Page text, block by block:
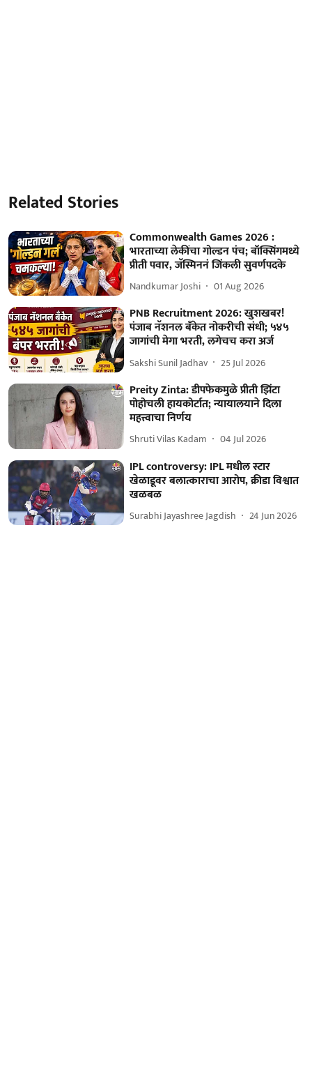
Related Stories
Commonwealth Games 2026 :
भारताच्या लेकींचा गोल्डन पंच; बॉक्सिंगमध्ये
प्रीती पवार, जॅस्मिननं जिंकली सुवर्णपदके
Nandkumar Joshi 01 Aug 2026
PNB Recruitment 2026: खुशखबर!
पंजाब नॅशनल बँकेत नोकरीची संधी; ५४५
जागांची मेगा भरती, लगेचच करा अर्ज
Sakshi Sunil Jadhav 25 Jul 2026
Preity Zinta: डीपफेकमुळे प्रीती झिंटा
पोहोचली हायकोर्टात; न्यायालयाने दिला
महत्त्वाचा निर्णय
Shruti Vilas Kadam 04 Jul 2026
IPL controversy: IPL मधील स्टार
खेळाडूवर बलात्काराचा आरोप, क्रीडा विश्वात
खळबळ
Surabhi Jayashree Jagdish 24 Jun 2026